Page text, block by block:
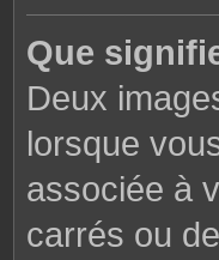
Que
Deux
lorsque
associée à
carrés ou